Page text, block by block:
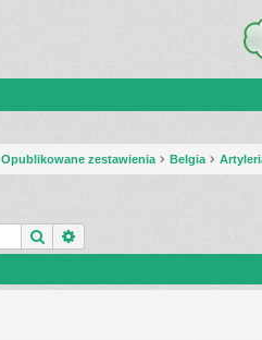
Opublikowane zestawienia Belgia
Szukaj